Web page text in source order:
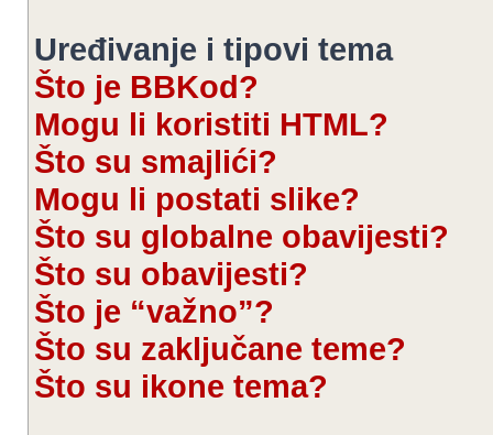
Uređivanje i tipovi tema
Što je BBKod?
Mogu li koristiti HTML?
Što su smajlići?
Mogu li postati slike?
Što su globalne obavijesti?
Što su obavijesti?
Što je “važno”?
Što su zaključane teme?
Što su ikone tema?